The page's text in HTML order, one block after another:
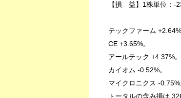
【損 益】1株単位：-
テックファーム +2.64%
CE +3.65%。
アールテック +4.37%。
カイオム -0.52%。
マイクロニクス -0.75%
トータルの含み損は